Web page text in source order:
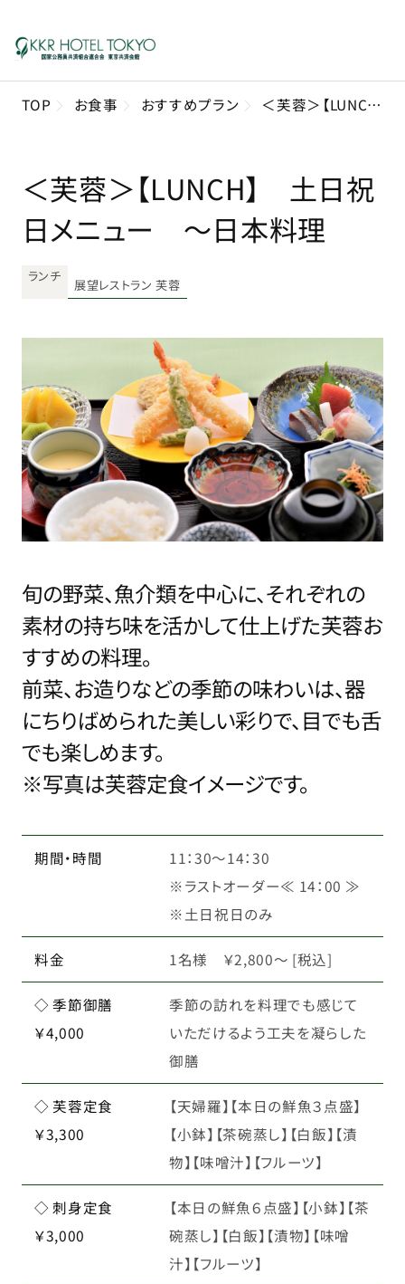
TOP お食事 おすすめプラン ＜芙蓉＞【LUNCH】 土日祝日メニュー ～日本料理
＜芙蓉＞【LUNCH】 土日祝
日メニュー ～日本料理
ランチ
展望レストラン 芙蓉
旬の野菜、魚介類を中心に、それぞれの
素材の持ち味を活かして仕上げた芙蓉お
すすめの料理。
前菜、お造りなどの季節の味わいは、器
にちりばめられた美しい彩りで、目でも舌
でも楽しめます。
※写真は芙蓉定食イメージです。
期間・時間
11：30～14：30
※ラストオーダー≪ 14：00 ≫
※土日祝日のみ
料金 1名様 ￥2,800～ [税込]
◇ 季節御膳
￥4,000
季節の訪れを料理でも感じて
いただけるよう工夫を凝らした
御膳
◇ 芙蓉定食
￥3,300
【天婦羅】【本日の鮮魚３点盛】
【小鉢】【茶碗蒸し】【白飯】【漬
物】【味噌汁】【フルーツ】
◇ 刺身定食
￥3,000
【本日の鮮魚６点盛】【小鉢】【茶
碗蒸し】【白飯】【漬物】【味噌
汁】【フルーツ】